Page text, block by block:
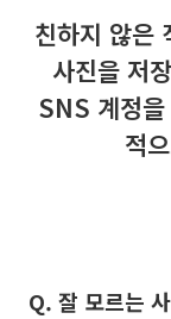
친하지 않은
사진을 저
SNS 계정을
적
Q. 잘 모르는